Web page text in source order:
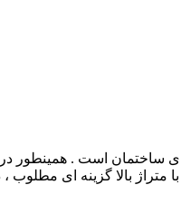
است . همینطور در
متراژ بالا گزینه ای